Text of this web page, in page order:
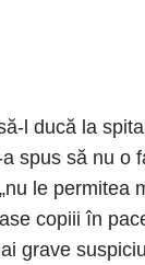
l ducă la
spus să nu o
le permitea
copiii în
grave